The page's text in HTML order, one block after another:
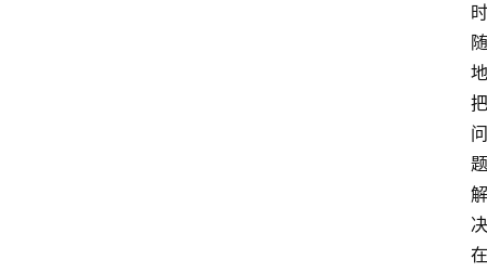
时
随
地
把
问
题
解
决
在